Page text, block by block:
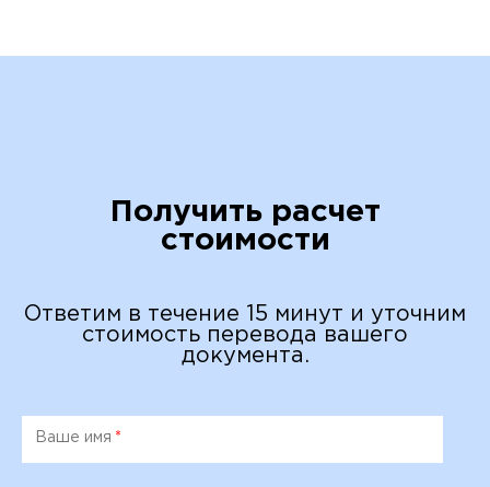
Получить расчет
стоимости
Ответим в течение 15 минут и уточним
стоимость перевода вашего
документа.
Ваше имя *